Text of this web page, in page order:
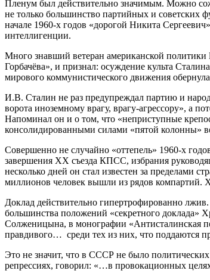
Пленум был действительно значимым. Можно
не только большинство партийных и советских
начале 1960-х годов «дорогой Никита
интеллигенции.
Много знавший ветеран американской
Горбачёва», и признал: осуждение культа
мирового коммунистического движения
И.В. Сталин не раз предупреждал партию и
ворота иноземному врагу, врагу-агрессору», а
Напоминал он и о том, что «неприступные
консолидированными силами «пятой колонны»
Совершенно не случайно «оттепель» 1960-х
завершения ХХ съезда КПСС, избрания
несколько дней он стал известен за
миллионов человек вышли из рядов компартий.
Доклад действительно гипертрофированно
большинства положений «секретного доклада»
Солженицына, в монографии «Антисталинская
правдивого… среди тех из них, что поддаются
Это не значит, что в СССР не было
репрессиях, говорил: «…в провокационных